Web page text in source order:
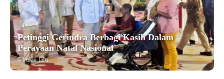
Petinggi Gerindra Berbagi Kasih Dalam
Perayaan Natal Nasional
6 bulan lalu